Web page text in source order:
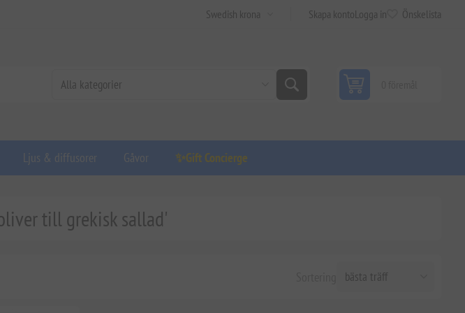
Skapa kontoLogga in Önskelista
Ljus & diffusorer Gåvor ✨Gift Concierge
till grekisk sallad'